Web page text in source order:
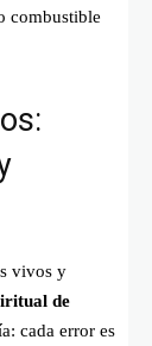
combustible
vivos y
de
cada error es